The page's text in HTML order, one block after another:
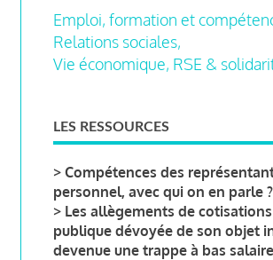
Emploi, formation et
Relations sociales,
Vie économique, RSE &
LES RESSOURCES
> Compétences des
personnel, avec qui on en parle ?
> Les allègements de
publique dévoyée de son objet
devenue une trappe à bas salaire